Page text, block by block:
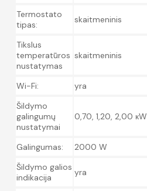
Termostato
tipas:
skaitmeninis
Tikslus
temperatūros
nustatymas
skaitmeninis
Wi-Fi:
yra
Šildymo
galingumų
nustatymai
0,70, 1,20, 2,00 кW
Galingumas:
2000 W
Šildymo galios
indikacija
yra